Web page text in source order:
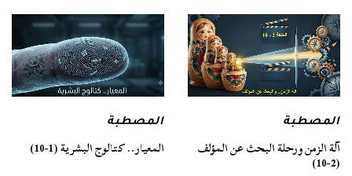
المصطبة
آلة الزمن ورحلة البحث عن المؤلف
(2-10)
المصطبة
المعيار.. كتالوج البشرية (1-10)